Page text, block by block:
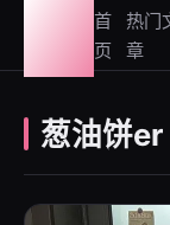
首
页
热门
章
葱油饼er